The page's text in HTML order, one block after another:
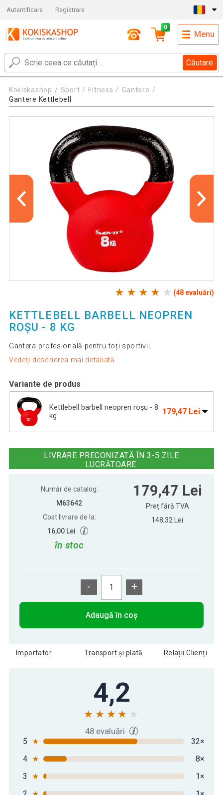
Autentificare Registrare
Căutare
0
Menu
Kokiskashop Sport Fitness
Gantere
Gantere Kettlebell
(48 evaluări)
KETTLEBELL BARBELL NEOPREN
ROȘU - 8 KG
Gantera profesională pentru toți sportivii.
Vedeți descrierea mai detaliată
Variante de produs
Kettlebell barbell neopren roșu - 8
kg
179,47 Lei
Kettlebell barbell MOVIT® - 10 KG 222,26 Lei
82,80 Lei
161,56 Lei
LIVRARE PRECONIZATĂ ÎN 3-5 ZILE
LUCRĂTOARE.
Număr de catalog:
M63642
Cost livrare de la:
16,00 Lei
în stoc
179,47 Lei
Preț fără TVA
148,32 Lei
- +
Adaugă în coș
Importator Transport și plată Relații Clienți
4,2
48 evaluări
5 ★
32×
4 ★
8×
3
★
1×